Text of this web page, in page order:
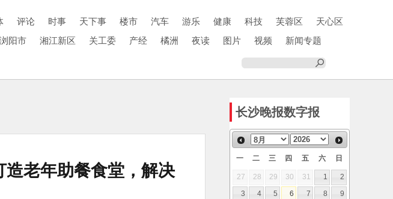
评论 时事 天下事 楼市 汽车 游乐 健康 科技 芙蓉区
天心区
浏阳市 湘江新区 关工委 产经 橘洲 夜读 图片 视频
新闻专题
老年助餐食堂，解决
长沙晚报数字报
一 二 三 四 五 六 日
27 28 29 30 31 1
2
3
4 5 6 7 8
9